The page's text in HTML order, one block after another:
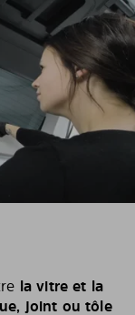
la vitre et la
joint ou tôle